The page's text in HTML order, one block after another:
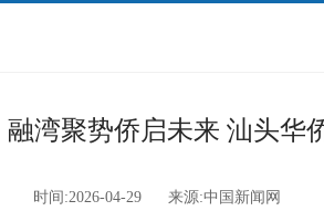
融湾聚势侨启未来 汕头华
时间:2026-04-29 来源:中国新闻网